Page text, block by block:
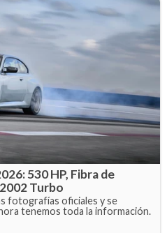
530 HP, Fibra de
Turbo
fotografías oficiales y se
tenemos toda la información.